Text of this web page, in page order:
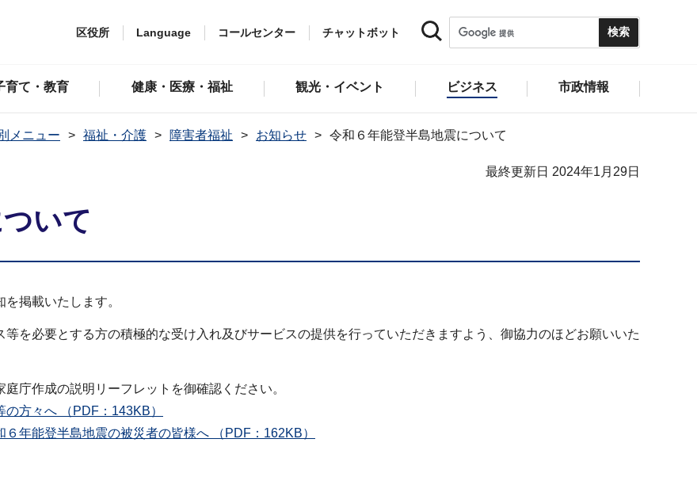
区役所 Language コールセンター チャットボット
育て・教育 健康・医療・福祉 観光・イベント ビジネス 市政情報
メニュー 福祉・介護 障害者福祉 お知らせ 令和６年能登半島地震について
最終更新日 2024年1月29日
いて
掲載いたします。
を必要とする方の積極的な受け入れ及びサービスの提供を行っていただきますよう、御協力のほどお願いいた
庁作成の説明リーフレットを御確認ください。
方々へ （PDF：143KB）
年能登半島地震の被災者の皆様へ （PDF：162KB）